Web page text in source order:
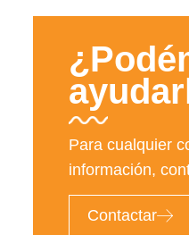
Para cualquier
información,
Contactar